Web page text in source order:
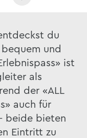
du
und
ist
als
der «ALL
auch für
beide bieten
Eintritt zu